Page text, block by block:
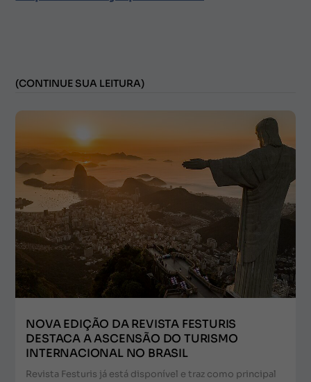
(CONTINUE SUA LEITURA)
NOVA EDIÇÃO DA REVISTA FESTURIS
DESTACA A ASCENSÃO DO TURISMO
INTERNACIONAL NO BRASIL
Revista Festuris já está disponível e traz como principal